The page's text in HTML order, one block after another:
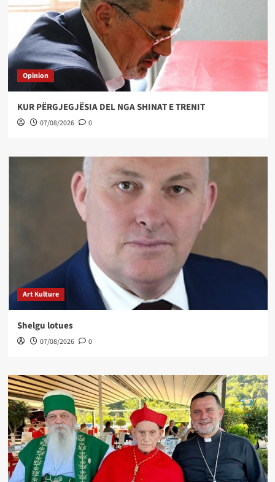
Opinion
KUR PËRGJEGJËSIA DEL NGA SHINAT E TRENIT
07/08/2026 0
Art Kulture
Shelgu lotues
07/08/2026 0